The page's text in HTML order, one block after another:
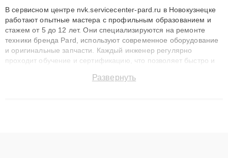
В сервисном центре nvk.servicecenter-pard.ru в Новокузнецке
работают опытные мастера с профильным образованием и
стажем от 5 до 12 лет. Они специализируются на ремонте
техники бренда Pard, используют современное оборудование
и оригинальные запчасти. Каждый инженер регулярно
проходит обучение и сертификацию, что позволяет быстро и
сохранением гарантии до 3 лет. Наши мастера решают
Развернуть